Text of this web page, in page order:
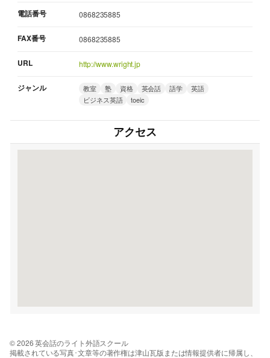
電話番号 0868235885
FAX番号 0868235885
URL http://www.wright.jp
ジャンル 教室 塾 資格 英会話 語学
英語
ビジネス英語
toeic
アクセス
© 2026 英会話のライト外語スクール
掲載されている写真･文章等の著作権は津山瓦版または情報提供者に帰属し、